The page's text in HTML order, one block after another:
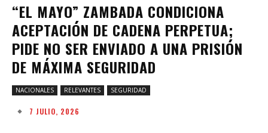
“EL MAYO” ZAMBADA CONDICIONA
ACEPTACIÓN DE CADENA PERPETUA;
PIDE NO SER ENVIADO A UNA PRISIÓN
DE MÁXIMA SEGURIDAD
NACIONALES RELEVANTES SEGURIDAD
7 JULIO, 2026